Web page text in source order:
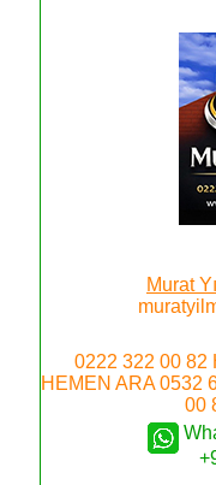
Murat
0222 322 00 82
HEMEN ARA 0532
00